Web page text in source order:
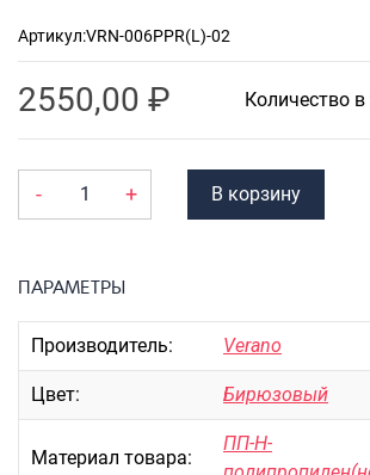
ЧЕХЛЫ ДЛЯ
Новинки
Чемоданы детские
Пилоты на
Рюкзаки детские
чемоданов
Артикул:VRN-006PPR(L)-02
2550,00 ₽ Количество
- + В корзину
ПАРАМЕТРЫ
Производитель: Verano
Цвет: Бирюзовый
Материал товара:
ПП-Н-